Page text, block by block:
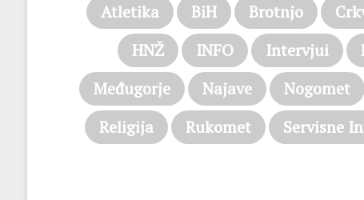
Atletika BiH Brotnjo
HNŽ
INFO Intervjui
Međugorje
Najave Nogomet
Religija
Rukomet Servisne